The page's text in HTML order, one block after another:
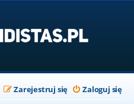
Zaloguj się
Zarejestruj się